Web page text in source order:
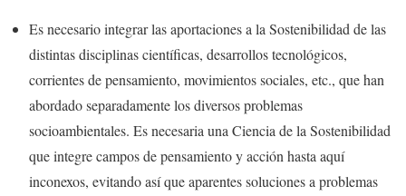
Es necesario integrar las aportaciones a la Sostenibilidad de las
distintas disciplinas científicas, desarrollos tecnológicos,
corrientes de pensamiento, movimientos sociales, etc., que han
abordado separadamente los diversos problemas
socioambientales. Es necesaria una Ciencia de la Sostenibilidad
que integre campos de pensamiento y acción hasta aquí
inconexos, evitando así que aparentes soluciones a problemas